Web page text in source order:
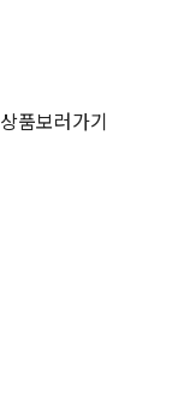
상품보러가기